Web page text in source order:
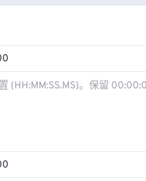
(HH:MM:SS.MS)。保留